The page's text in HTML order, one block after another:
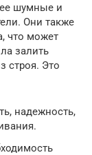
шумные и
Они также
что может
залить
строя. Это
надежность,